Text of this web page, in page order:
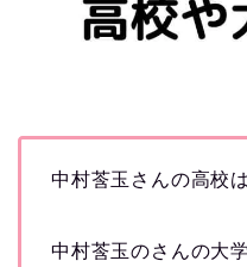
中村莟玉さんの高校
中村莟玉のさんの大